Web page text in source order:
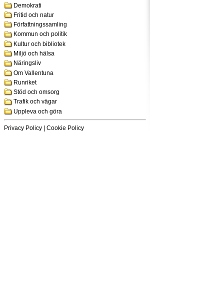
Demokrati
Fritid och natur
Författningssamling
Kommun och politik
Kultur och bibliotek
Miljö och hälsa
Näringsliv
Om Vallentuna
Runriket
Stöd och omsorg
Trafik och vägar
Uppleva och göra
Privacy Policy Cookie Policy